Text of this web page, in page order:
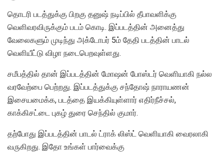
தொடரி படத்துக்கு பிறகு தனுஷ் நடிப்பில் தீபாவளிக்கு
வெளிவரவிருக்கும் படம் கொடி. இப்படத்தின் அனைத்து
வேலைகளும் முடிந்து அக்டோபர் 5ம் தேதி படத்தின் பாடல்
வெளியீட்டு விழா நடைபெறவுள்ளது.
சமீபத்தில் தான் இப்படத்தின் மோஷன் போஸ்டர் வெளியாகி நல்ல
வரவேற்பை பெற்றது. இப்படத்துக்கு சந்தோஷ் நாராயணன்
இசையமைக்க, படத்தை இயக்கியுள்ளார் எதிர்நீச்சல்,
காக்கிசட்டை புகழ் துரை செந்தில் குமார்.
தற்போது இப்படத்தின் பாடல் ட்ராக் லிஸ்ட் வெளியாகி வைரலாகி
வருகிறது. இதோ உங்கள் பார்வைக்கு